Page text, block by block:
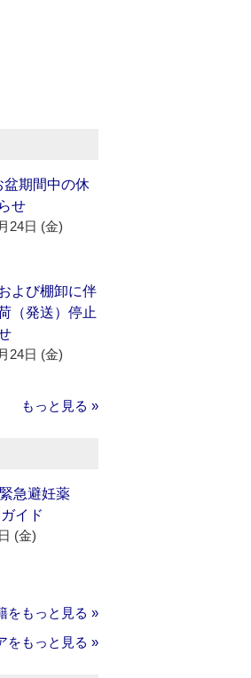
盆期間中の休
せ
24日 (金)
よび棚卸に伴
（発送）停止
24日 (金)
もっと見る »
急避妊薬
イド
(金)
をもっと見る »
をもっと見る »